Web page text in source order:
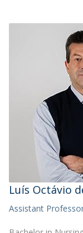
Luís Octávio
Assistant